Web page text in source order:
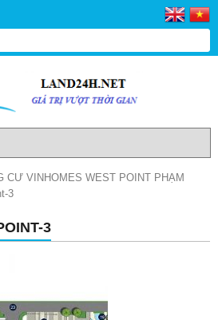
CƯ VINHOMES WEST POINT PHẠM
3
3